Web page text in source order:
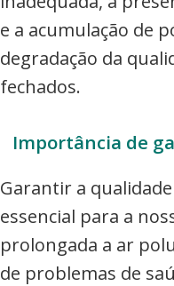
e a acumulação de
degradação da
fechados.
Importância de
Garantir a
essencial para a
prolongada a ar
de problemas de